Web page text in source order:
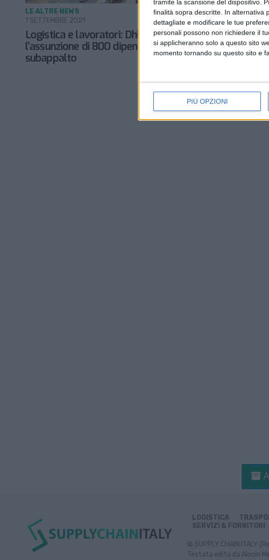
tramite la scansione del dispositivo.
finalità sopra descritte. In alternativa
dettagliate e modificare le tue
personali possono non richiedere il
si applicheranno solo a questo sito
momento tornando su questo sito e
PIÙ OPZIONI
Logistica e lavoratori: Dhl annuncia
l’assunzione di 800 dipendenti prima in
subappalto
LE ALTRE NEWS
1 SETTEMBRE 2021
False
milioni
LE ALTRE
29 GIUGNO
LOGISTICA
SERVIZI & FORNITORI
© SUPPLY CHAIN ITALY
Testata edita da Alocin